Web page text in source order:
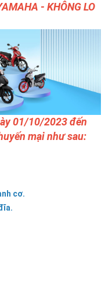
- KHÔNG LO
01/10/2023 đến
mại như sau:
cơ.